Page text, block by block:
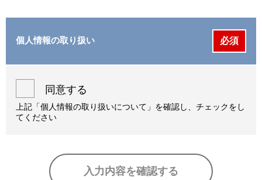
メールアドレス：privacy@tenda.co.jp
2.利用目的
お預かりした個人情報は、下記の目的のためにのみ使用い
たします。
3.個人情報の第三者への提供
個人情報の取り扱い 必須
同意する
上記「個人情報の取り扱いについて」を確認し、チェックをし
てください